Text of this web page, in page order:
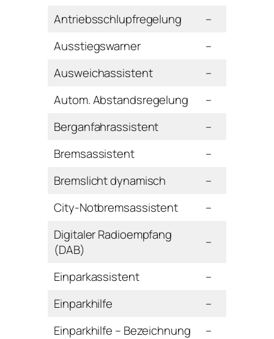
Antriebsschlupfregelung
–
Ausstiegswarner
–
Ausweichassistent
–
Autom. Abstandsregelung
–
Berganfahrassistent
–
Bremsassistent
–
Bremslicht dynamisch
–
City-Notbremsassistent
–
Digitaler Radioempfang
(DAB)
–
Einparkassistent
–
Einparkhilfe
–
Einparkhilfe – Bezeichnung
–